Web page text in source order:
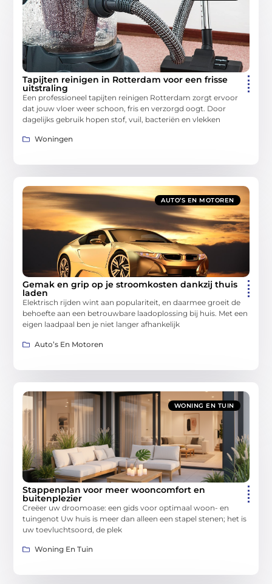
Tapijten reinigen in Rotterdam voor een frisse
uitstraling
Een professioneel tapijten reinigen Rotterdam zorgt ervoor
dat jouw vloer weer schoon, fris en verzorgd oogt. Door
dagelijks gebruik hopen stof, vuil, bacteriën en vlekken
Woningen
AUTO’S EN MOTOREN
Gemak en grip op je stroomkosten dankzij thuis
laden
Elektrisch rijden wint aan populariteit, en daarmee groeit de
behoefte aan een betrouwbare laadoplossing bij huis. Met een
eigen laadpaal ben je niet langer afhankelijk
Auto’s En Motoren
WONING EN TUIN
Stappenplan voor meer wooncomfort en
buitenplezier
Creëer uw droomoase: een gids voor optimaal woon- en
tuingenot Uw huis is meer dan alleen een stapel stenen; het is
uw toevluchtsoord, de plek
Woning En Tuin